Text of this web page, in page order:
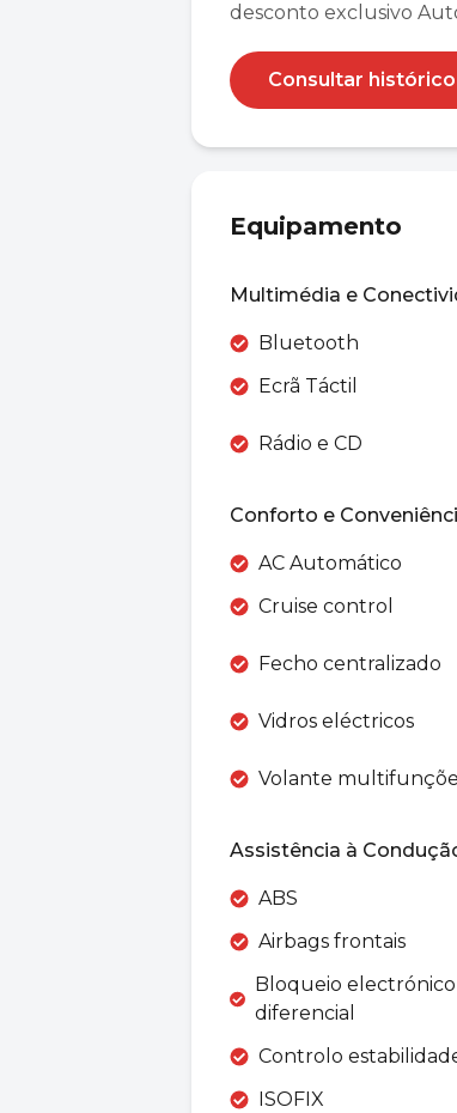
desconto exclusivo
Consultar histórico
Equipamento
Multimédia e
Bluetooth
Ecrã Táctil
Rádio e CD
Conforto e
AC Automático
Cruise control
Fecho centralizado
Vidros eléctricos
Volante
Assistência à
ABS
Airbags frontais
Bloqueio
diferencial
Controlo
ISOFIX